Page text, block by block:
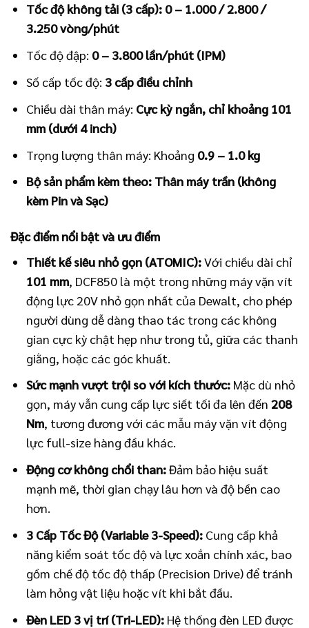
Tốc độ không tải (3 cấp): 0 – 1.000 / 2.800 /
3.250 vòng/phút
Tốc độ đập: 0 – 3.800 lần/phút (IPM)
Số cấp tốc độ: 3 cấp điều chỉnh
Chiều dài thân máy: Cực kỳ ngắn, chỉ khoảng 101
mm (dưới 4 inch)
Trọng lượng thân máy: Khoảng 0.9 – 1.0 kg
Bộ sản phẩm kèm theo: Thân máy trần (không
kèm Pin và Sạc)
Đặc điểm nổi bật và ưu điểm
Thiết kế siêu nhỏ gọn (ATOMIC):Với chiều dài chỉ
101 mm, DCF850 là một trong những máy vặn vít
động lực 20V nhỏ gọn nhất của Dewalt, cho phép
người dùng dễ dàng thao tác trong các không
gian cực kỳ chật hẹp như trong tủ, giữa các thanh
giằng, hoặc các góc khuất.
Sức mạnh vượt trội so với kích thước: Mặc dù nhỏ
gọn, máy vẫn cung cấp lực siết tối đa lên đến208
Nm, tương đương với các mẫu máy vặn vít động
lực full-size hàng đầu khác.
Động cơ không chổi than:Đảm bảo hiệu suất
mạnh mẽ, thời gian chạy lâu hơn và độ bền cao
hơn.
3 Cấp Tốc Độ (Variable 3-Speed): Cung cấp khả
năng kiểm soát tốc độ và lực xoắn chính xác, bao
gồm chế độ tốc độ thấp (Precision Drive) để tránh
làm hỏng vật liệu hoặc vít khi bắt đầu.
Đèn LED 3 vị trí (Tri-LED): Hệ thống đèn LED được